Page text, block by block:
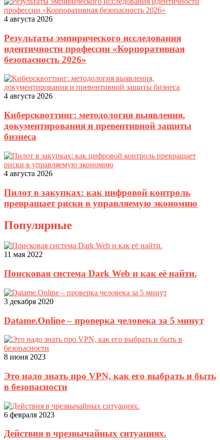
4 августа 2026
Результаты эмпирического исследования
идентичности профессии «Корпоративная
безопасность 2026»
4 августа 2026
Киберсквоттинг: методология выявления,
документирования и превентивной защиты
бизнеса
4 августа 2026
Пилот в закупках: как цифровой контроль
превращает риски в управляемую экономию
Популярные
11 мая 2022
Поисковая система Dark Web и как её найти.
3 декабря 2020
Datame.Online – проверка человека за 5 минут
8 июня 2023
Это надо знать про VPN, как его выбрать и быть
в безопасности
6 февраля 2023
Действия в чрезвычайных ситуациях.